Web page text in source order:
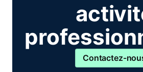
Contactez-